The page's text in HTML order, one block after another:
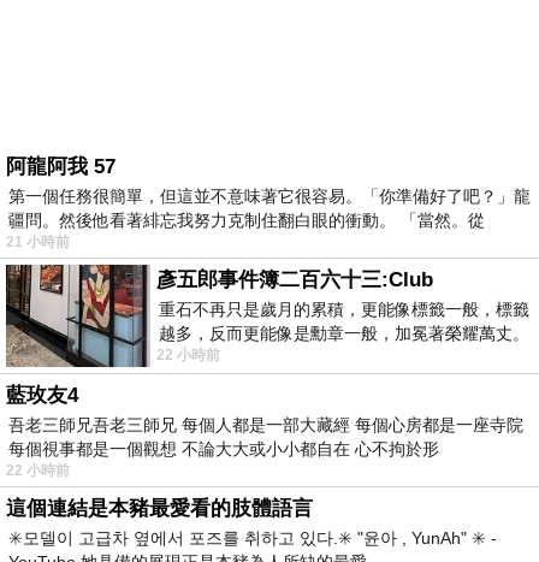
阿龍阿我 57
第一個任務很簡單，但這並不意味著它很容易。「你準備好了吧？」龍
疆問。然後他看著緋忘我努力克制住翻白眼的衝動。 「當然。從
21 小時前
彥五郎事件簿二百六十三:Club
重石不再只是歲月的累積，更能像標籤一般，標籤
越多，反而更能像是勳章一般，加冕著榮耀萬丈。
習慣一如縱容，成了再難輕輕放下的罪證
22 小時前
藍玫友4
吾老三師兄吾老三師兄 每個人都是一部大藏經 每個心房都是一座寺院
每個視事都是一個觀想 不論大大或小小都自在 心不拘於形
22 小時前
這個連結是本豬最愛看的肢體語言
✳️모델이 고급차 옆에서 포즈를 취하고 있다.✳️ "윤아 , YunAh" ✳️ -